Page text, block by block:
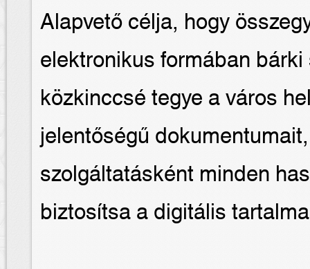
Alapvető célja, hogy
elektronikus formában
közkinccsé tegye a város
jelentőségű
szolgáltatásként minden
biztosítsa a digitális